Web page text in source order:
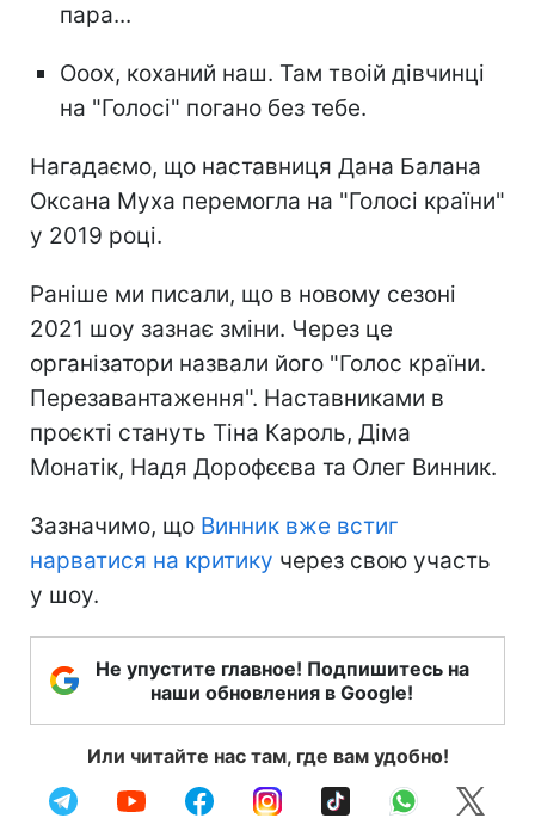
пара...
Ооох, коханий наш. Там твоій дівчинці
на "Голосі" погано без тебе.
Нагадаємо, що наставниця Дана Балана
Оксана Муха перемогла на "Голосі країни"
у 2019 році.
Раніше ми писали, що в новому сезоні
2021 шоу зазнає зміни. Через це
організатори назвали його "Голос країни.
Перезавантаження". Наставниками в
проєкті стануть Тіна Кароль, Діма
Монатік, Надя Дорофєєва та Олег Винник.
Зазначимо, що Винник вже встиг
нарватися на критику через свою участь
у шоу.
Не упустите главное! Подпишитесь на
наши обновления в Google!
Или читайте нас там, где вам удобно!